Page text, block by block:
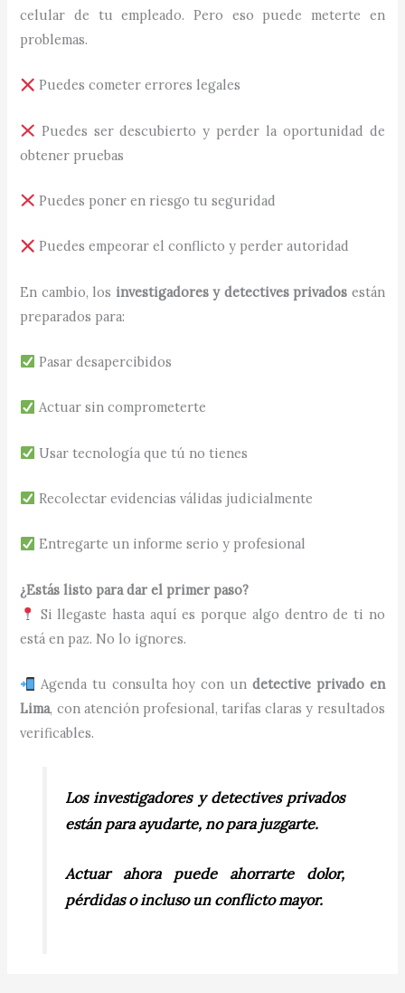
celular de tu empleado. Pero eso puede meterte en
problemas.
Puedes cometer errores legales
Puedes ser descubierto y perder la oportunidad de
obtener pruebas
Puedes poner en riesgo tu seguridad
Puedes empeorar el conflicto y perder autoridad
En cambio, los investigadores y detectives privados están
preparados para:
Pasar desapercibidos
Actuar sin comprometerte
Usar tecnología que tú no tienes
Recolectar evidencias válidas judicialmente
Entregarte un informe serio y profesional
¿Estás listo para dar el primer paso?
Si llegaste hasta aquí es porque algo dentro de ti no
está en paz. No lo ignores.
Agenda tu consulta hoy con un detective privado en
Lima, con atención profesional, tarifas claras y resultados
verificables.
Los investigadores y detectives privados
están para ayudarte, no para juzgarte.
Actuar ahora puede ahorrarte dolor,
pérdidas o incluso un conflicto mayor.